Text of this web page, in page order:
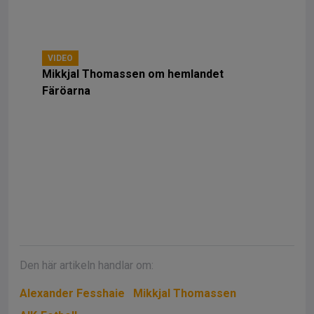
VIDEO
Mikkjal Thomassen om hemlandet
Färöarna
Den här artikeln handlar om:
Alexander Fesshaie
Mikkjal Thomassen